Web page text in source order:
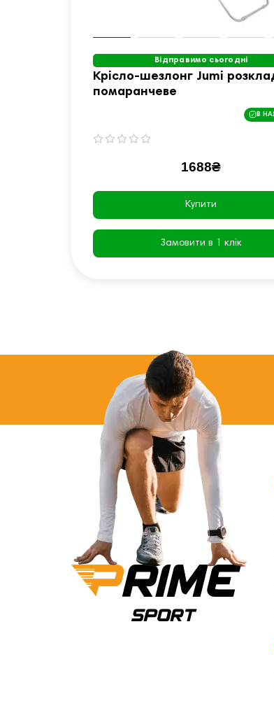
Відправимо сьогодні
Крісло-шезлонг Jumi
помаранчеве
В
1688₴
Купити
Замовити в 1 клік